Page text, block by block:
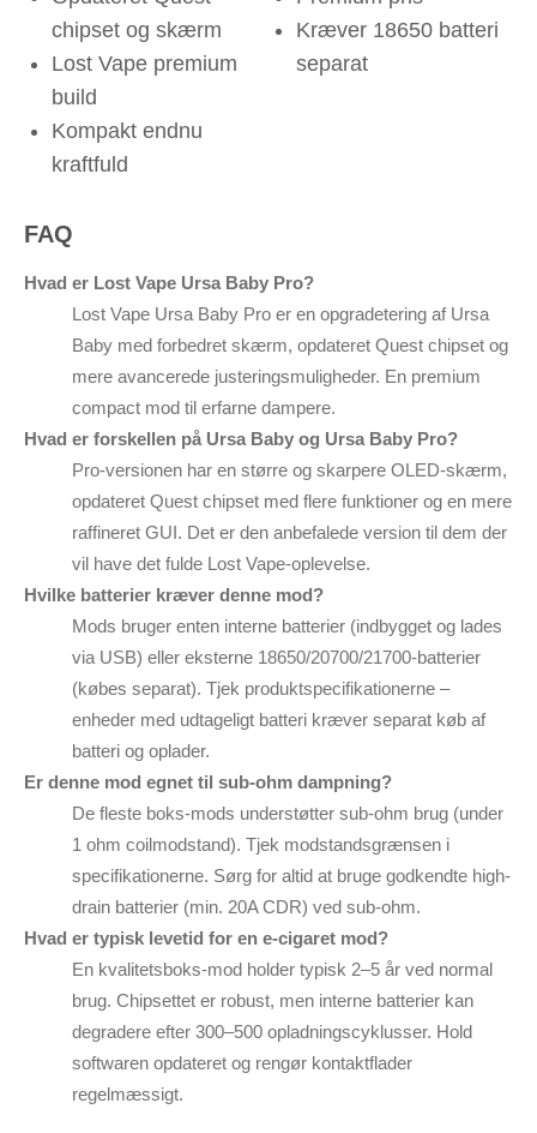
chipset og skærm
Lost Vape premium
build
Kompakt endnu
kraftfuld
Kræver 18650 batteri
separat
FAQ
Hvad er Lost Vape Ursa Baby Pro?
Lost Vape Ursa Baby Pro er en opgradetering af Ursa
Baby med forbedret skærm, opdateret Quest chipset og
mere avancerede justeringsmuligheder. En premium
compact mod til erfarne dampere.
Hvad er forskellen på Ursa Baby og Ursa Baby Pro?
Pro-versionen har en større og skarpere OLED-skærm,
opdateret Quest chipset med flere funktioner og en mere
raffineret GUI. Det er den anbefalede version til dem der
vil have det fulde Lost Vape-oplevelse.
Hvilke batterier kræver denne mod?
Mods bruger enten interne batterier (indbygget og lades
via USB) eller eksterne 18650/20700/21700-batterier
(købes separat). Tjek produktspecifikationerne –
enheder med udtageligt batteri kræver separat køb af
batteri og oplader.
Er denne mod egnet til sub-ohm dampning?
De fleste boks-mods understøtter sub-ohm brug (under
1 ohm coilmodstand). Tjek modstandsgrænsen i
specifikationerne. Sørg for altid at bruge godkendte high-
drain batterier (min. 20A CDR) ved sub-ohm.
Hvad er typisk levetid for en e-cigaret mod?
En kvalitetsboks-mod holder typisk 2–5 år ved normal
brug. Chipsettet er robust, men interne batterier kan
degradere efter 300–500 opladningscyklusser. Hold
softwaren opdateret og rengør kontaktflader
regelmæssigt.